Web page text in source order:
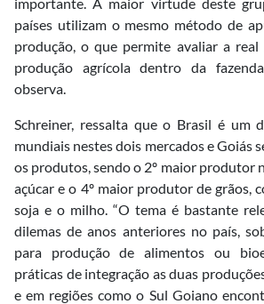
países utilizam o mesmo método de
produção, o que permite avaliar a
produção agrícola dentro da
observa.
Schreiner, ressalta que o Brasil é um
mundiais nestes dois mercados e Goiás
os produtos, sendo o 2º maior produtor
açúcar e o 4º maior produtor de grãos,
soja e o milho. “O tema é bastante
dilemas de anos anteriores no país,
para produção de alimentos ou
práticas de integração as duas
e em regiões como o Sul Goiano